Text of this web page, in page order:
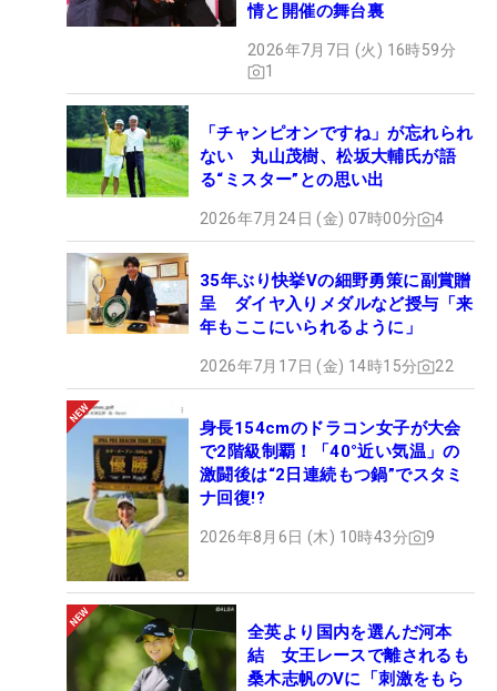
情と開催の舞台裏
2026年7月7日 (火) 16時59分
1
「チャンピオンですね」が忘れられ
ない 丸山茂樹、松坂大輔氏が語
る“ミスター”との思い出
2026年7月24日 (金) 07時00分 4
35年ぶり快挙Vの細野勇策に副賞贈
呈 ダイヤ入りメダルなど授与「来
年もここにいられるように」
2026年7月17日 (金) 14時15分 22
身長154cmのドラコン女子が大会
で2階級制覇！「40°近い気温」の
激闘後は“2日連続もつ鍋”でスタミ
ナ回復!?
2026年8月6日 (木) 10時43分 9
全英より国内を選んだ河本
結 女王レースで離されるも
桑木志帆のVに「刺激をもら